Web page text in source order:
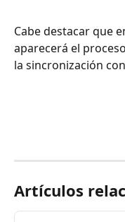
Cabe destacar que
aparecerá el
la sincronización con
Artículos